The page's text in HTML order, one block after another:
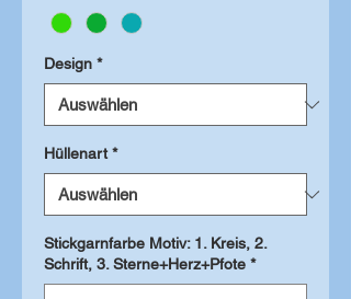
Design *
Hüllenart *
Stickgarnfarbe Motiv: 1. Kreis, 2.
Schrift, 3. Sterne+Herz+Pfote *